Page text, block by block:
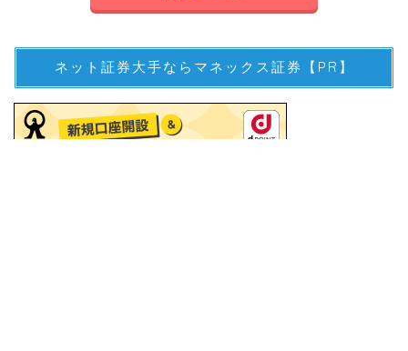
ネット証券大手ならマネックス証券【PR】